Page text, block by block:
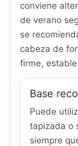
conviene
de verano
se
cabeza de
firme,
Base
Puede
tapizada o
siempre